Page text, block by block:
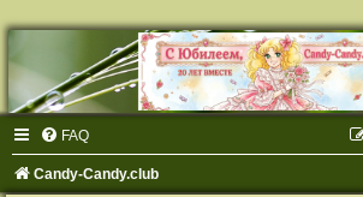
FAQ
Candy-Candy.club